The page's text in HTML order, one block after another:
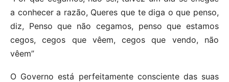
a conhecer a razão, Queres que te diga o que penso,
diz, Penso que não cegamos, penso que estamos
cegos, cegos que vêem, cegos que vendo, não
vêem”
O Governo está perfeitamente consciente das suas